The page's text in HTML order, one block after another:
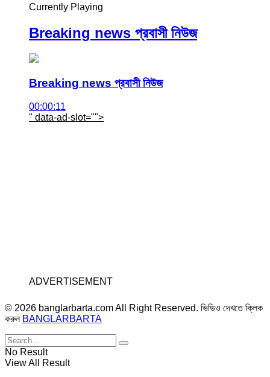
Currently Playing
Breaking news প্রবাসী নিউজ
Breaking news প্রবাসী নিউজ
00:00:11
" data-ad-slot="">
ADVERTISEMENT
© 2026 banglarbarta.com All Right Reserved. ভিডিও দেখতে ক্লিক
করুন BANGLARBARTA
No Result
View All Result